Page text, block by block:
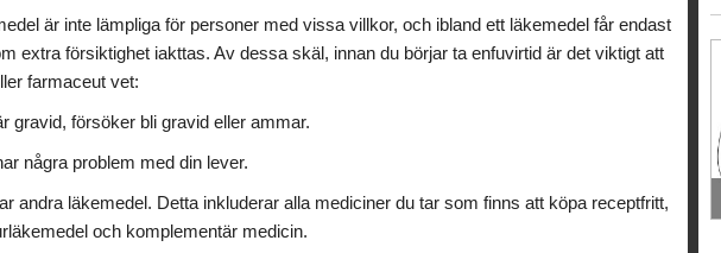
är inte lämpliga för personer med vissa villkor, och ibland ett läkemedel får endast
extra försiktighet iakttas. Av dessa skäl, innan du börjar ta enfuvirtid är det viktigt att
farmaceut vet:
gravid, försöker bli gravid eller ammar.
några problem med din lever.
andra läkemedel. Detta inkluderar alla mediciner du tar som finns att köpa receptfritt,
och komplementär medicin.